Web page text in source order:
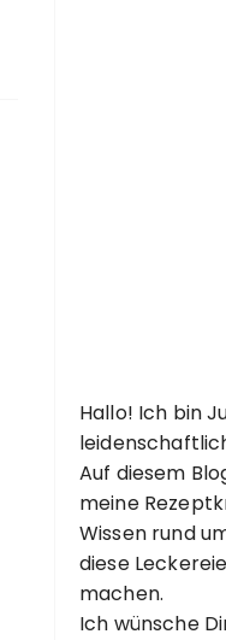
Hallo! Ich bin
Auf diesem
meine
Wissen rund
diese
machen.
Ich wünsche